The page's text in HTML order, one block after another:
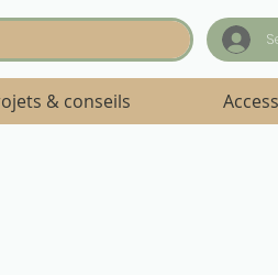
& conseils